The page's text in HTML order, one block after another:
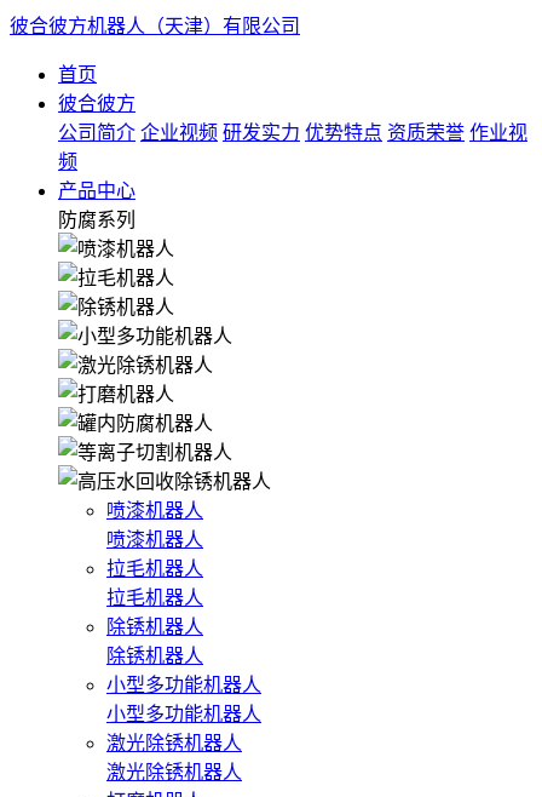
彼合彼方机器人（天津）有限公司
首页
彼合彼方
公司简介 企业视频 研发实力 优势特点 资质荣誉 作业视
频
产品中心
防腐系列
喷漆机器人
喷漆机器人
拉毛机器人
拉毛机器人
除锈机器人
除锈机器人
小型多功能机器人
小型多功能机器人
激光除锈机器人
激光除锈机器人